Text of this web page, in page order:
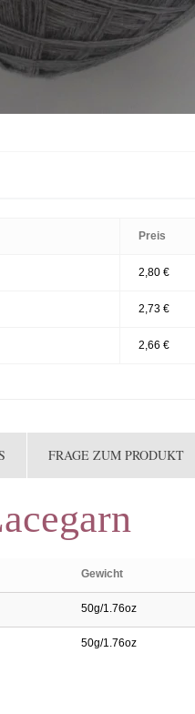
Preis
2,80 €
2,73 €
2,66 €
FRAGE ZUM PRODUKT
Gewicht
50g/1.76oz
50g/1.76oz